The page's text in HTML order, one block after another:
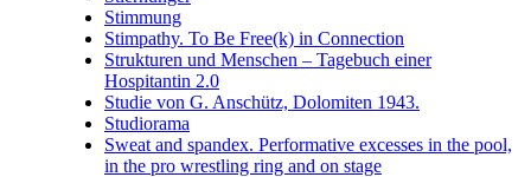
Stimmung
Stimpathy. To Be Free(k) in Connection
Strukturen und Menschen – Tagebuch einer
Hospitantin 2.0
Studie von G. Anschütz, Dolomiten 1943.
Studiorama
Sweat and spandex. Performative excesses in the pool,
in the pro wrestling ring and on stage